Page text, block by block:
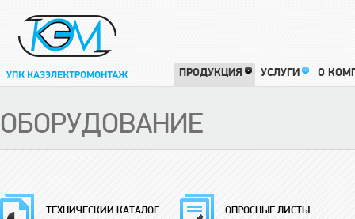
ПРОДУКЦИЯ УСЛУГИ О
ОБОРУДОВАНИЕ
ТЕХНИЧЕСКИЙ КАТАЛОГ ОПРОСНЫЕ ЛИСТЫ